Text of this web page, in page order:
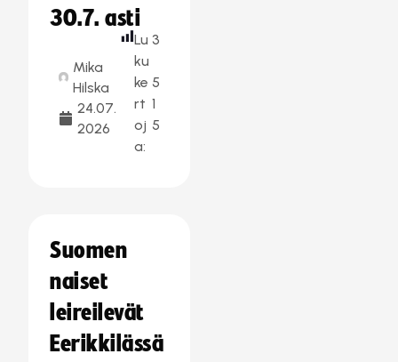
30.7. asti
Mika
Hilska
24.07.
2026
Lu
ku
ke
rt
oj
a:
3
5
1
5
Suomen
naiset
leireilevät
Eerikkilässä